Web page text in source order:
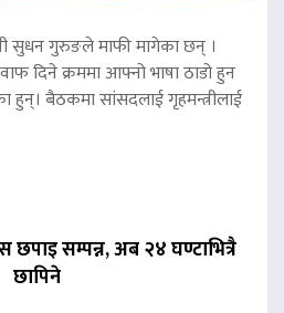
सुधन गुरुङले माफी मागेका छन् ।
दिने क्रममा आफ्नो भाषा ठाडो हुन
हुन्। बैठकमा सांसदलाई गृहमन्त्रीलाई
छपाइ सम्पन्न, अब २४ घण्टाभित्रै
छापिने